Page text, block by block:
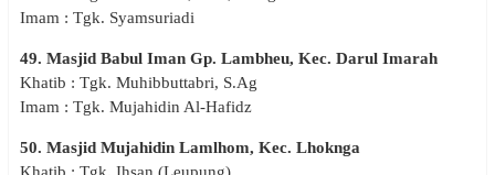
Imam : Tgk. Syamsuriadi
49. Masjid Babul Iman Gp. Lambheu, Kec. Darul Imarah
Khatib : Tgk. Muhibbuttabri, S.Ag
Imam : Tgk. Mujahidin Al-Hafidz
50. Masjid Mujahidin Lamlhom, Kec. Lhoknga
Khatib : Tgk. Ihsan (Leupung)